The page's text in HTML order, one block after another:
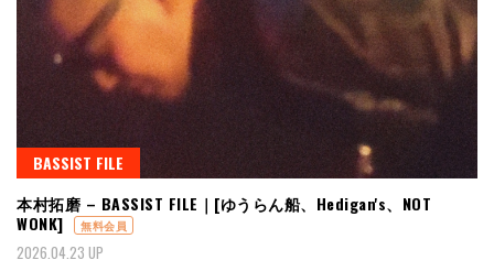
BASSIST FILE
本村拓磨 – BASSIST FILE｜[ゆうらん船、Hedigan's、NOT
WONK]
無料会員
2026.04.23 UP